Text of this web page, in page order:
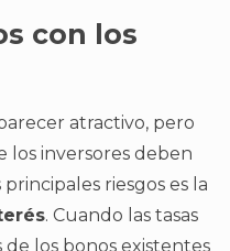
con los
atractivo, pero
los inversores deben
riesgos es la
. Cuando las tasas
los bonos existentes